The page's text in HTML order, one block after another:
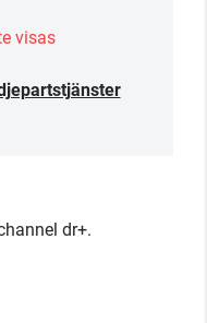
visas
dr+.